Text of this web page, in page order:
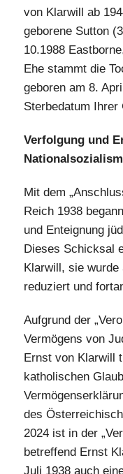
von Klarwill ab
geborene Sutton
10.1988
Ehe stammt die
geboren am 8.
Sterbedatum
Verfolgung und
Mit dem
Reich 1938
und Enteignung
Dieses Schicksal
Klarwill, sie
reduziert und
Aufgrund der
Vermögens von
Ernst von Klarwill
katholischen
des
2024 ist in der
betreffend Ernst
Juli 1938 auch